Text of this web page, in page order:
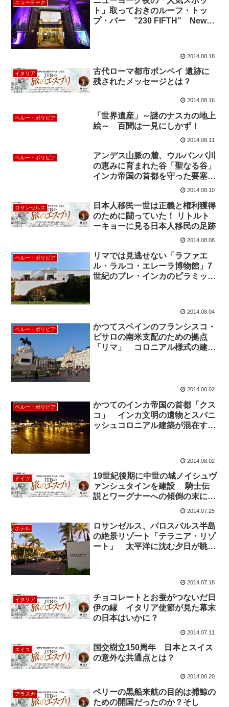
ニューヨーク
ト」取っておきのルーフ・トッ
プ・バー ”230 FIFTH” New
2014.08.18
イタリア
古代ローマ都市ポンペイ 遺跡に
残されたメッセージとは？
2014.08.16
ペルー・ボリビア
「世界遺産」～謎のナスカの地上
絵～ 百聞は一見にしかず！
2014.08.11
ペルー・ボリビア
アンデス山脈の麓、ウルバンバ川
の恵みに育まれた谷「聖なる谷」
インカ帝国の首都を守った要塞で
もあった「オリャンタイタンボ」
2014.08.10
ロサンゼルス
日本人移民一世は正義と権利獲得
のために闘っていた！ リトルト
ーキョーに見る日本人移民の足跡
2014.08.08
ペルー・ボリビア
リマでは見逃せない「ラファエ
ル・ラルコ・エレーラ博物館」7
世紀のプレ・インカのピラミッド
2014.08.04
ペルー・ボリビア
かつてスペインのフランシスコ・
ピサロの南米支配のための拠点
「リマ」 コロニアル様式の建物
2014.08.02
ペルー・ボリビア
かつてのインカ帝国の首都「クス
コ」 インカ文明の遺物とスパニ
ッシュコロニアル建築が混在する
2014.08.02
ドイツ
19世紀後期に中世の城ノイシュヴ
ァンシュタインを建設 騎士伝
説とワーグナーへの傾倒の末に…
2014.07.25
ホテル
ロサンゼルス、パロスバルス半島
の絶景リゾート「テラニア・リゾ
ート」 太平洋に沈む夕日が眺望
2014.07.18
イタリア
チョコレートとお蚕がつないだ日
伊の縁 イタリア使節が見た幕末
の日本はいかに？
2014.07.11
スイス
国交樹立150周年 日本とスイス
の意外な共通点とは？
2014.06.20
アラスカ
ペリーの黒船来航の目的は捕鯨の
ための開国だったのか？そし